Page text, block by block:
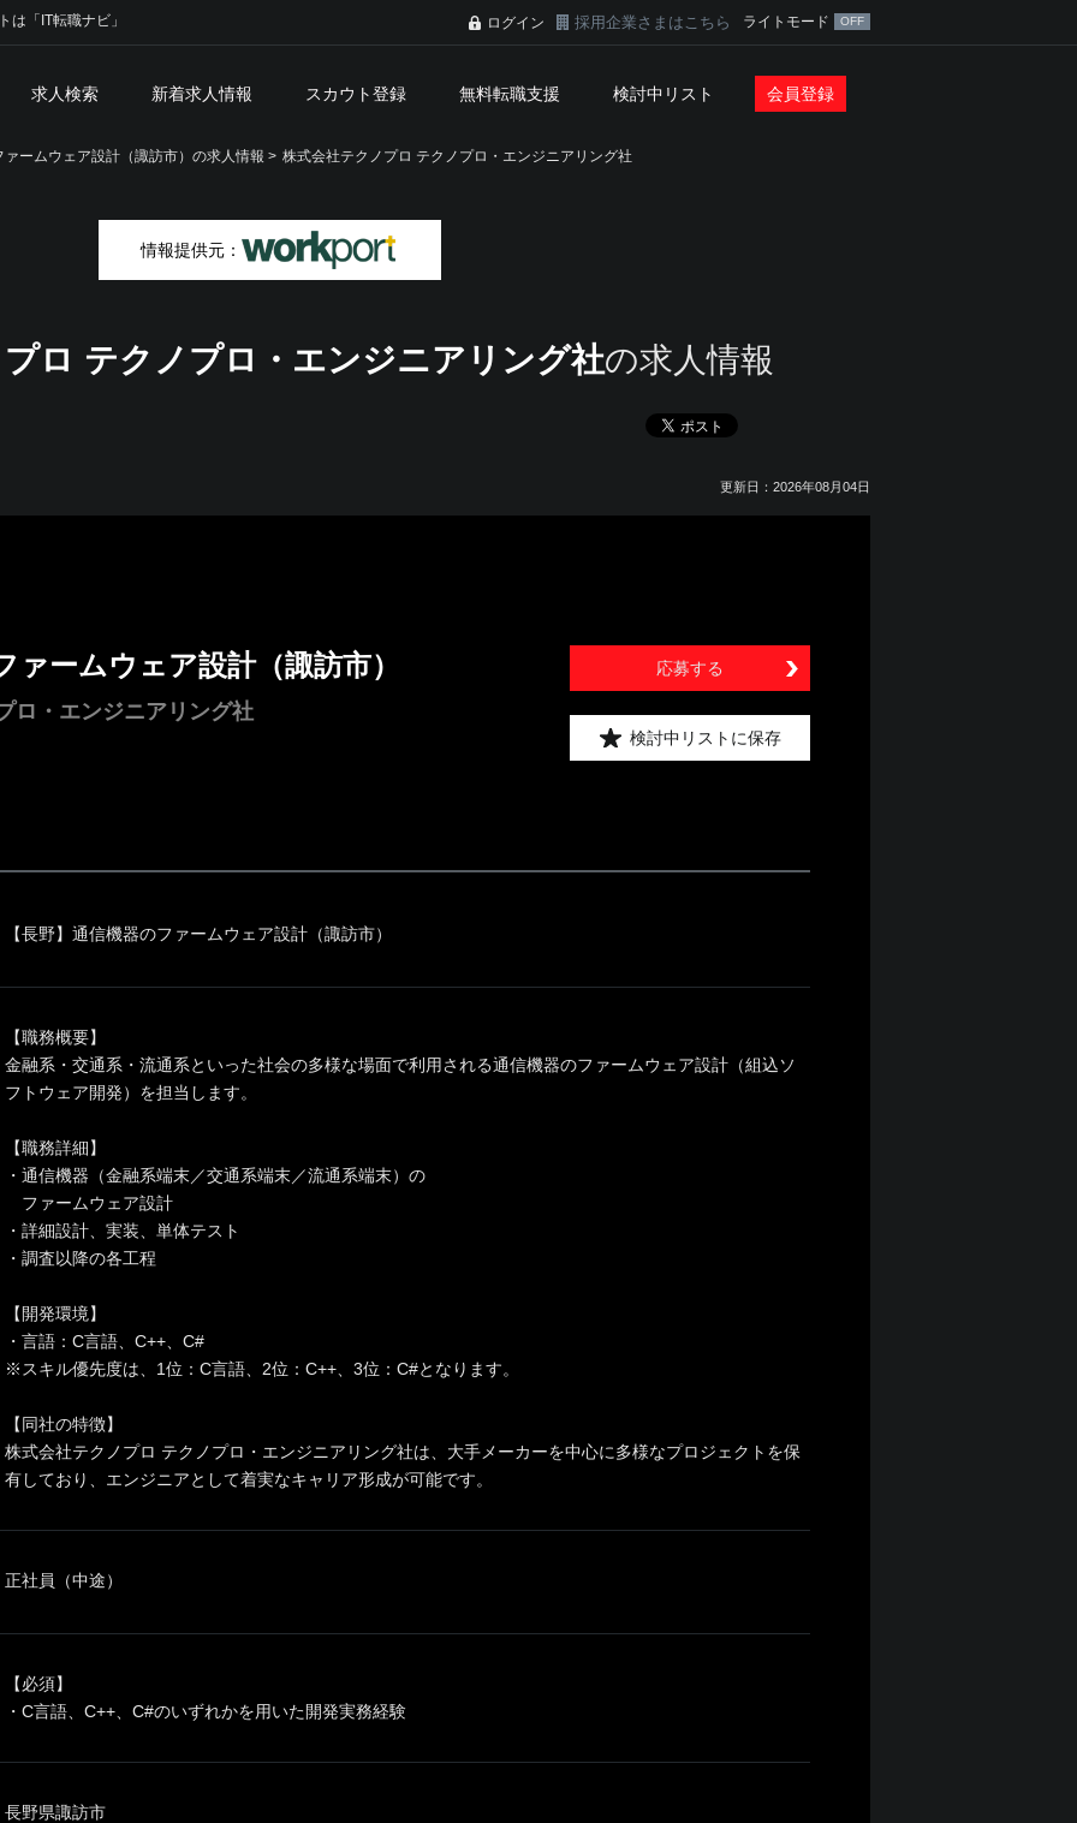
は「IT転職ナビ」 ログイン 採用企業さまはこちら ライトモード
求人検索 新着求人情報 スカウト登録 無料転職支援 検討中リスト 会員登録
ームウェア設計（諏訪市）の求人情報 > 株式会社テクノプロ テクノプロ・エンジニアリング社
情報提供元：
ロ テクノプロ・エンジニアリング社の求人情報
更新日：2026年08月04日
ァームウェア設計（諏訪市）
ロ・エンジニアリング社
応募する
検討中リストに保存
【長野】通信機器のファームウェア設計（諏訪市）
【職務概要】
金融系・交通系・流通系といった社会の多様な場面で利用される通信機器のファームウェア設計（組込ソ
フトウェア開発）を担当します。
【職務詳細】
・通信機器（金融系端末／交通系端末／流通系端末）の
ファームウェア設計
・詳細設計、実装、単体テスト
・調査以降の各工程
【開発環境】
・言語：C言語、C++、C#
※スキル優先度は、1位：C言語、2位：C++、3位：C#となります。
【同社の特徴】
株式会社テクノプロ テクノプロ・エンジニアリング社は、大手メーカーを中心に多様なプロジェクトを保
有しており、エンジニアとして着実なキャリア形成が可能です。
正社員（中途）
【必須】
・C言語、C++、C#のいずれかを用いた開発実務経験
長野県諏訪市